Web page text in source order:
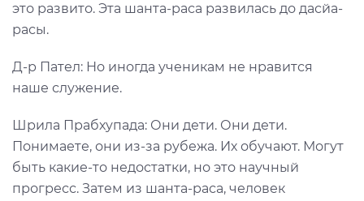
это развито. Эта шанта-раса развилась до дасйа-
расы.
Д-р Пател: Но иногда ученикам не нравится
наше служение.
Шрила Прабхупада: Они дети. Они дети.
Понимаете, они из-за рубежа. Их обучают. Могут
быть какие-то недостатки, но это научный
прогресс. Затем из шанта-раса, человек